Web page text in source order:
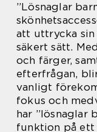
”Lösnaglar
att uttrycka
säkert sätt.
och färger,
efterfrågan,
vanligt
fokus och
har ”lösnaglar
funktion på ett